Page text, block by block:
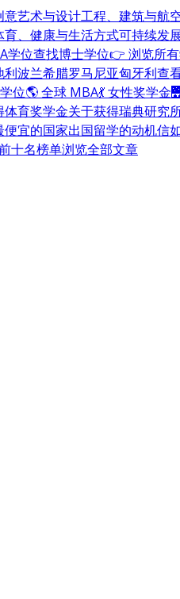
意艺术与设计工程、建筑与航
育、健康与生活方式可持续发
学位查找博士学位👉 浏览所
利波兰希腊罗马尼亚匈牙利查
位🌎 全球 MBA💃 女性奖学金
体育奖学金关于获得瑞典研究
便宜的国家出国留学的动机信
十名榜单浏览全部文章